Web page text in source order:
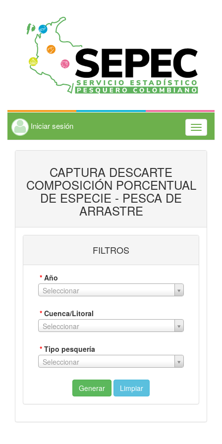
Iniciar sesión
Toggle
CAPTURA DESCARTE
COMPOSICIÓN PORCENTUAL
DE ESPECIE - PESCA DE
ARRASTRE
FILTROS
* Año
Seleccionar
* Cuenca/Litoral
Seleccionar
* Tipo pesquería
Seleccionar
Generar Limpiar
Ver gráfica Ver tabla